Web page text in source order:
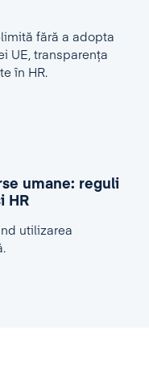
fără a adopta
UE, transparența
în HR.
umane: reguli
HR
utilizarea